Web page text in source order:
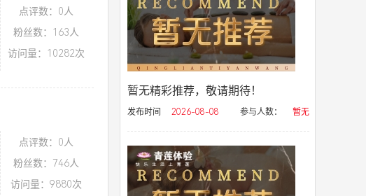
点评数：0人
粉丝数：163人
访问量：10282次
点评数：0人
粉丝数：746人
访问量：9880次
暂无精彩推荐，敬请期待！
发布时间 2026-08-08 参与人数： 暂无